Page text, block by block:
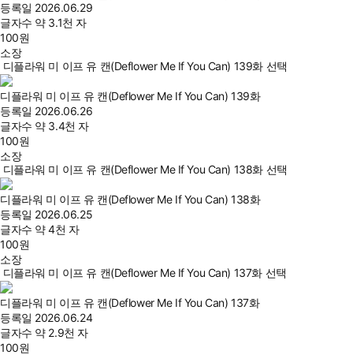
등록일 2026.06.29
글자수 약 3.1천 자
100원
소장
디플라워 미 이프 유 캔(Deflower Me If You Can) 139화 선택
디플라워 미 이프 유 캔(Deflower Me If You Can) 139화
등록일 2026.06.26
글자수 약 3.4천 자
100원
소장
디플라워 미 이프 유 캔(Deflower Me If You Can) 138화 선택
디플라워 미 이프 유 캔(Deflower Me If You Can) 138화
등록일 2026.06.25
글자수 약 4천 자
100원
소장
디플라워 미 이프 유 캔(Deflower Me If You Can) 137화 선택
디플라워 미 이프 유 캔(Deflower Me If You Can) 137화
등록일 2026.06.24
글자수 약 2.9천 자
100원